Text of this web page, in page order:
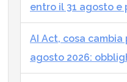
entro il 31 agosto e
AI Act, cosa
agosto 2026: